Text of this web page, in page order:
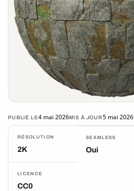
PUBLIÉ LE4 mai 2026MIS À JOUR5 mai 2026
RÉSOLUTION
2K
SEAMLESS
Oui
LICENCE
CC0